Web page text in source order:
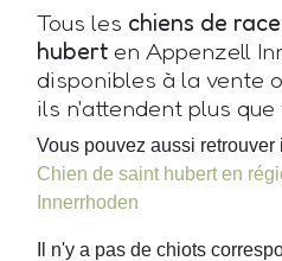
Tous les chiens de
hubert en Appenzell
disponibles à la vente
ils n'attendent plus que
Vous pouvez aussi retrouver
Chien de saint hubert en
Innerrhoden
Il n'y a pas de chiots